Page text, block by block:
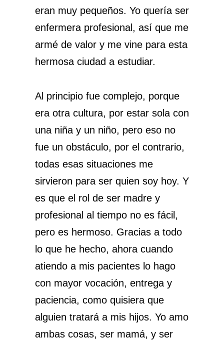
eran muy pequeños. Yo quería ser
enfermera profesional, así que me
armé de valor y me vine para esta
hermosa ciudad a estudiar.
Al principio fue complejo, porque
era otra cultura, por estar sola con
una niña y un niño, pero eso no
fue un obstáculo, por el contrario,
todas esas situaciones me
sirvieron para ser quien soy hoy. Y
es que el rol de ser madre y
profesional al tiempo no es fácil,
pero es hermoso. Gracias a todo
lo que he hecho, ahora cuando
atiendo a mis pacientes lo hago
con mayor vocación, entrega y
paciencia, como quisiera que
alguien tratará a mis hijos. Yo amo
ambas cosas, ser mamá, y ser